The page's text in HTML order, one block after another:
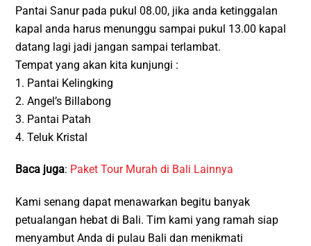
Pantai Sanur pada pukul 08.00, jika anda ketinggalan
kapal anda harus menunggu sampai pukul 13.00 kapal
datang lagi jadi jangan sampai terlambat.
Tempat yang akan kita kunjungi :
1. Pantai Kelingking
2. Angel’s Billabong
3. Pantai Patah
4. Teluk Kristal
Baca juga: Paket Tour Murah di Bali Lainnya
Kami senang dapat menawarkan begitu banyak
petualangan hebat di Bali. Tim kami yang ramah siap
menyambut Anda di pulau Bali dan menikmati